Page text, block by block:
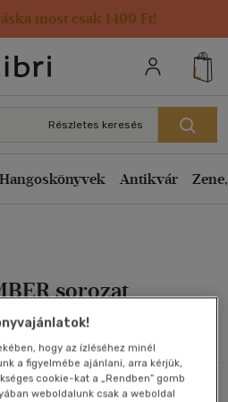
most csak 1499 Ft!
adatai
Részletes keresés
Hangoskönyvek Antikvár
sorozat
Rendezés
növekvő
hogy az ízléséhez minél
a figyelmébe ajánlani, arra kérjük,
cookie-kat a „Rendben” gomb
weboldalunk csak a weboldal